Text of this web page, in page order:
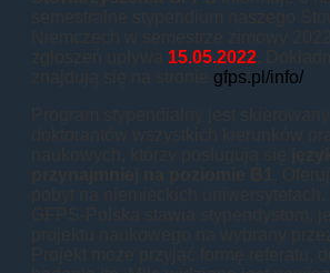
15.05.2022
gfps.pl/info/